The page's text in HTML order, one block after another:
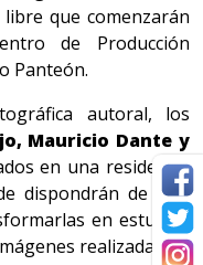
que comenzarán
de Producción
Panteón.
autoral, los
Mauricio Dante y
en una residencia
dispondrán de tres
en estudios
realizadas.